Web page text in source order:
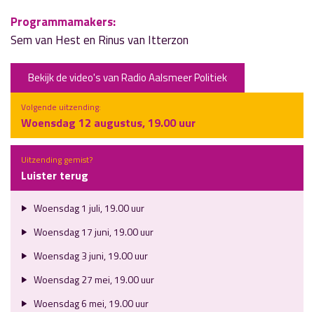
Programmamakers:
Sem van Hest en Rinus van Itterzon
Bekijk de video's van Radio Aalsmeer Politiek
Volgende uitzending:
Woensdag 12 augustus, 19.00 uur
Uitzending gemist?
Luister terug
Woensdag 1 juli, 19.00 uur
Woensdag 17 juni, 19.00 uur
Woensdag 3 juni, 19.00 uur
Woensdag 27 mei, 19.00 uur
Woensdag 6 mei, 19.00 uur